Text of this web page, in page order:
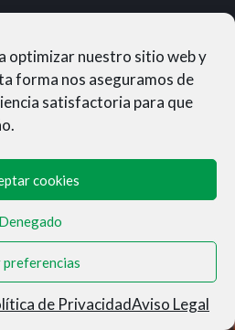
optimizar nuestro sitio web y
forma nos aseguramos de
satisfactoria para que
cookies
Denegado
preferencias
de PrivacidadAviso Legal
© 2026
|Condiciones de Venta|
Cookies